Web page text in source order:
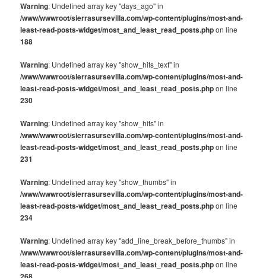
Warning: Undefined array key "days_ago" in
/www/wwwroot/sierrasursevilla.com/wp-content/plugins/most-and-
least-read-posts-widget/most_and_least_read_posts.phpon line
188
Warning: Undefined array key "show_hits_text" in
/www/wwwroot/sierrasursevilla.com/wp-content/plugins/most-and-
least-read-posts-widget/most_and_least_read_posts.phpon line
230
Warning: Undefined array key "show_hits" in
/www/wwwroot/sierrasursevilla.com/wp-content/plugins/most-and-
least-read-posts-widget/most_and_least_read_posts.phpon line
231
Warning: Undefined array key "show_thumbs" in
/www/wwwroot/sierrasursevilla.com/wp-content/plugins/most-and-
least-read-posts-widget/most_and_least_read_posts.phpon line
234
Warning: Undefined array key "add_line_break_before_thumbs" in
/www/wwwroot/sierrasursevilla.com/wp-content/plugins/most-and-
least-read-posts-widget/most_and_least_read_posts.phpon line